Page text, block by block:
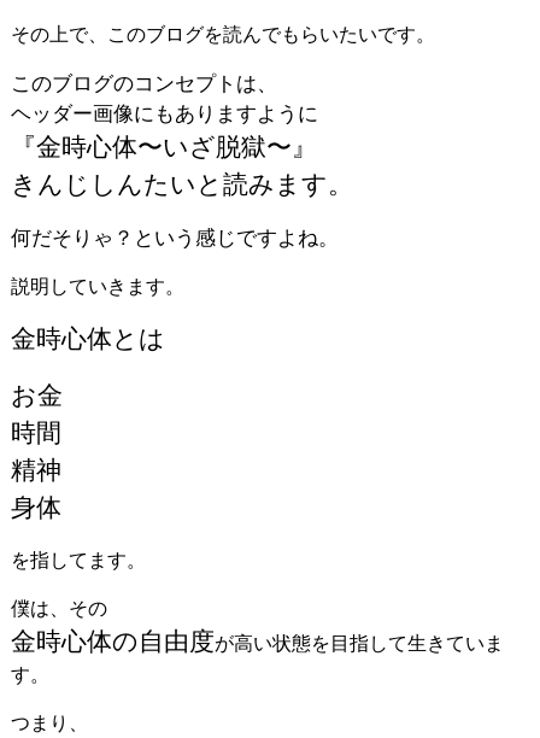
その上で、このブログを読んでもらいたいです。
このブログのコンセプトは、
ヘッダー画像にもありますように
『金時心体〜いざ脱獄〜』
きんじしんたいと読みます。
何だそりゃ？という感じですよね。
説明していきます。
金時心体とは
お金
時間
精神
身体
を指してます。
僕は、その
金時心体の自由度が高い状態を目指して生きていま
す。
つまり、